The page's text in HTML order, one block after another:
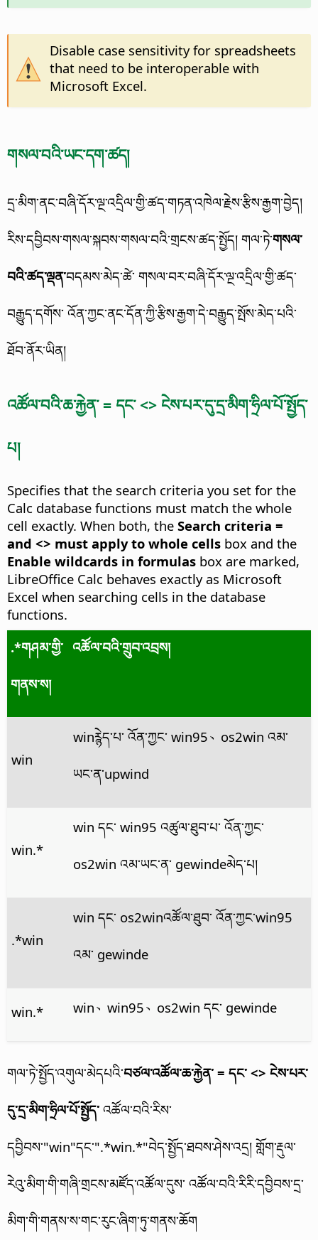
Disable case sensitivity for spreadsheets
that need to be interoperable with
Microsoft Excel.
གསལ་བའི་ཡང་དག་ཚད།
དྲ་མིག་ནང་བཞི་དོར་ལྔ་འདྲིལ་གྱི་ཚད་གཏན་འཁེལ་རྗེས་རྩིས་རྒྱག་བྱེད།
རིས་དབྱིབས་གསལ་སྐབས་གསལ་བའི་གྲངས་ཚད་སྤྱོད། གལ་ཏེ་གསལ་
བའི་ཚད་ལྡན་བདམས་མེད་ཚེ་ གསལ་བར་བཞི་དོར་ལྔ་འདྲིལ་གྱི་ཚད་
བརྒྱུད་དགོས་ འོན་ཀྱང་ནང་དོན་ཀྱི་རྩིས་རྒྱག་དེ་བརྒྱུད་སྤོས་མེད་པའི་
ཐོབ་ནོར་ཡིན།
འཚོལ་བའི་ཆ་རྐྱེན་ = དང་ <> ངེས་པར་དུ་དྲ་མིག་ཧྲིལ་པོ་སྤྱོད་
པ།
Specifies that the search criteria you set for the
Calc database functions must match the whole
cell exactly. When both, the Search criteria =
and <> must apply to whole cells box and the
Enable wildcards in formulas box are marked,
LibreOffice Calc behaves exactly as Microsoft
Excel when searching cells in the database
functions.
.*གཤམ་གྱི་
གནས་ས།
འཚོལ་བའི་གྲུབ་འབྲས།
win
winཪྙེད་པ་ འོན་ཀྱང་ win95、os2win འམ་
ཡང་ན་upwind
win.*
win དང་ win95 འཚུལ་ཐུབ་པ་ འོན་ཀྱང་
os2win འམ་ཡང་ན་ gewindeམེད་པ།
.*win
win དང་ os2winའཚོལ་ཐུབ་ འོན་ཀྱང་win95
འམ་ gewinde
win.* win、win95、os2win དང་ gewinde
གལ་ཏེ་སྤྱོད་འགུལ་མེདཔའི་བཙལ་འཚོལ་ཆ་རྐྱེན་ = དང་ <> ངེས་པར་
དུ་དྲ་མིག་ཧྲིལ་པོ་སྤྱོད་ འཚོལ་བའི་རིས་
དབྱིབས་"win"དང་".*win.*"བེད་སྤྱོད་ཐབས་ཤེས་འདྲ། གློག་རྡུལ་
རེའུ་མིག་གི་གཞི་གྲངས་མཛོད་འཚོལ་དུས་ འཚོལ་བའི་རིརི་དབྱིབས་དྲ་
མིག་གི་གནས་ས་གང་རུང་ཞིག་ཏུ་གནས་ཆོག